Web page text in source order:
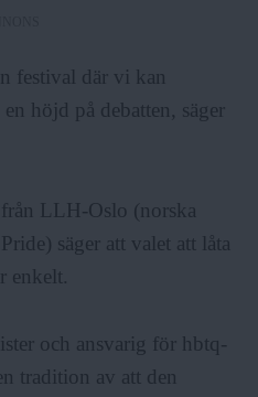
festival där vi kan
höjd på debatten, säger
från LLH-Oslo (norska
säger att valet att låta
enkelt.
och ansvarig för hbtq-
tradition av att den